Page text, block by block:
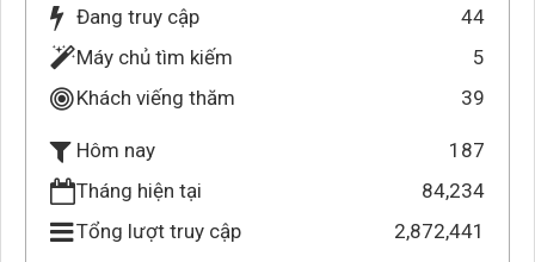
Đang truy cập
44
Máy chủ tìm kiếm
5
Khách viếng thăm
39
Hôm nay
187
Tháng hiện tại
84,234
Tổng lượt truy cập
2,872,441